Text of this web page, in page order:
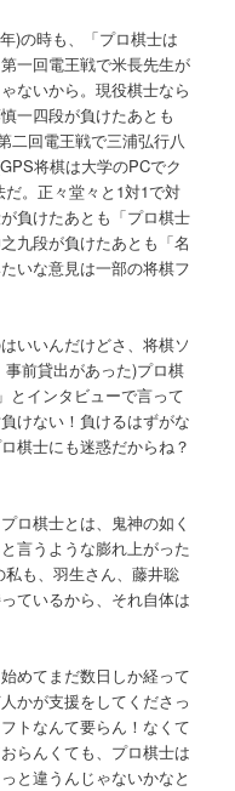
)の時も、「プロ棋士は
一回電王戦で米長先生が
ないから。現役棋士なら
一四段が負けたあとも
二回電王戦で三浦弘行八
将棋は大学のPCでク
。正々堂々と1対1で対
負けたあとも「プロ棋士
九段が負けたあとも「名
いな意見は一部の将棋フ
いいんだけどさ、将棋ソ
前貸出があった)プロ棋
とインタビューで言って
けない！負けるはずがな
棋士にも迷惑だからね？
ロ棋士とは、鬼神の如く
言うような膨れ上がった
も、羽生さん、藤井聡
ているから、それ自体は
めてまだ数日しか経って
かが支援をしてくださっ
トなんて要らん！なくて
らんくても、プロ棋士は
と違うんじゃないかなと